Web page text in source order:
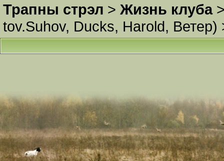
Трапны стрэл > Жизнь клуба
tov.Suhov, Ducks, Harold, Ветер)